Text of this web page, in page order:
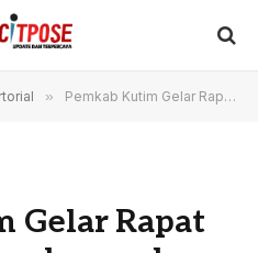
» Pemkab Kutim Gelar Rapat Persiapan Pengukuran dan Persiapkan Intervensi Serentak Pencegahan Stunting 2024
Gelar Rapat